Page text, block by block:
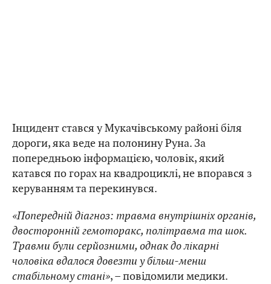
Інцидент стався у Мукачівському районі біля
дороги, яка веде на полонину Руна. За
попередньою інформацією, чоловік, який
катався по горах на квадроциклі, не впорався з
керуванням та перекинувся.
«Попередній діагноз: травма внутрішніх органів,
двосторонній гемоторакс, політравма та шок.
Травми були серйозними, однак до лікарні
чоловіка вдалося довезти у більш-менш
стабільному стані», – повідомили медики.